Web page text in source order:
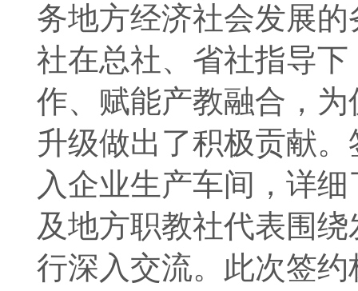
务地方经济社会发展
社在总社、省社指导
作、赋能产教融合，
升级做出了积极贡献
入企业生产车间，详
及地方职教社代表围
行深入交流。此次签